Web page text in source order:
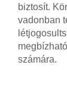
biztosít.
vadonban
számára.